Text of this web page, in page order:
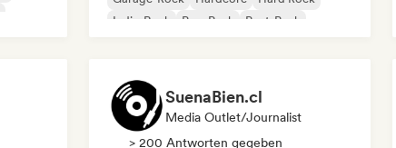
Indie-Rock
Pop-Punk Post-Punk
SuenaBien.cl
Media Outlet/Journalist
> 200 Antworten gegeben